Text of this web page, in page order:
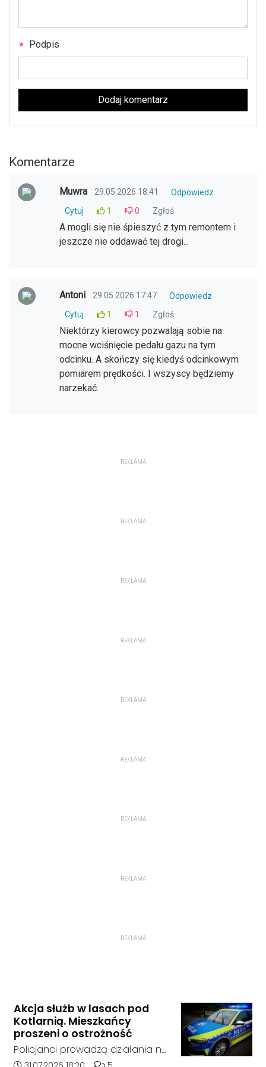
Podpis
Dodaj komentarz
Komentarze
Muwra 29.05.2026 18:41
Odpowiedz
Cytuj
1 0 Zgłoś
A mogli się nie śpieszyć z tym remontem i
jeszcze nie oddawać tej drogi...
Antoni 29.05.2026 17:47
Odpowiedz
Cytuj
1 1 Zgłoś
Niektórzy kierowcy pozwalają sobie na
mocne wciśnięcie pedału gazu na tym
odcinku. A skończy się kiedyś odcinkowym
pomiarem prędkości. I wszyscy będziemy
narzekać.
REKLAMA
REKLAMA
REKLAMA
REKLAMA
REKLAMA
REKLAMA
REKLAMA
REKLAMA
REKLAMA
Akcja służb w lasach pod
Kotlarnią. Mieszkańcy
proszeni o ostrożność
Policjanci prowadzą działania na
terenie kompleksów leśnych w
Data dodania artykułu:Liczba komentarzy artykułu: